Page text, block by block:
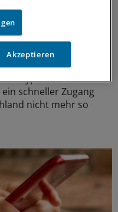
Präsident Steutel
die Praxis und
Bereich
Präsident Han Steutel.
Typ-1-Diabetes
schneller Zugang
nicht mehr so
Akzeptieren